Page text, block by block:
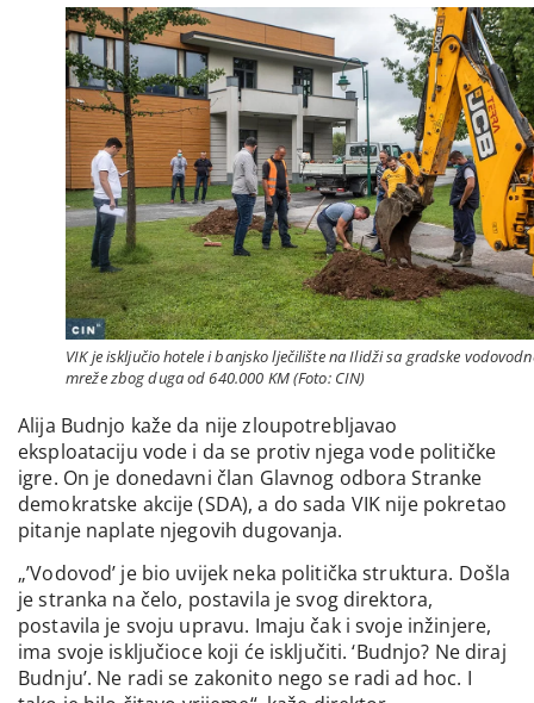
VIK je isključio hotele i banjsko lječilište na Ilidži sa gradske
mreže zbog duga od 640.000 KM (Foto: CIN)
Alija Budnjo kaže da nije zloupotrebljavao
eksploataciju vode i da se protiv njega vode političke
igre. On je donedavni član Glavnog odbora Stranke
demokratske akcije (SDA), a do sada VIK nije pokretao
pitanje naplate njegovih dugovanja.
„’Vodovod’ je bio uvijek neka politička struktura. Došla
je stranka na čelo, postavila je svog direktora,
postavila je svoju upravu. Imaju čak i svoje inžinjere,
ima svoje isključioce koji će isključiti. ‘Budnjo? Ne diraj
Budnju’. Ne radi se zakonito nego se radi ad hoc. I